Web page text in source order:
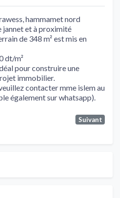
hammamet nord
jannet et à proximité
de 348 m² est mis en
dt/m²
pour construire une
immobilier.
contacter mme islem au
également sur whatsapp).
Suivant